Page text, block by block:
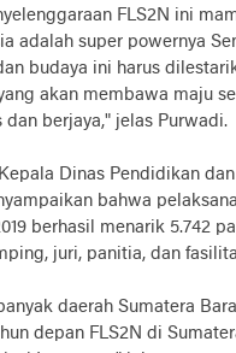
FLS2N ini
adalah super powernya
dan budaya ini harus
akan membawa maju
dan berjaya," jelas Purwadi.
Dinas Pendidikan
bahwa
berhasil menarik 5.742
juri, panitia, dan
daerah Sumatera
depan FLS2N di